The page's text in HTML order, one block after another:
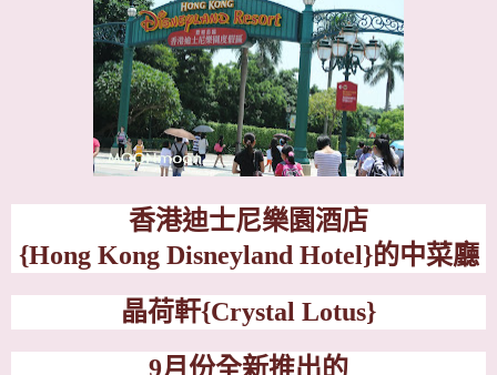
香港迪士尼樂園酒店
{Hong Kong Disneyland Hotel}的中菜廳
晶荷軒{Crystal Lotus}
9月份全新推出的